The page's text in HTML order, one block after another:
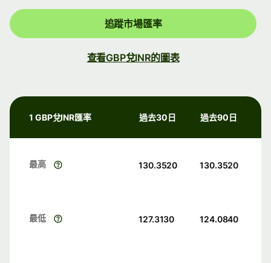
追蹤市場匯率
查看GBP兌INR的圖表
1 GBP兌INR匯率 過去30日 過去90日
最高 130.3520 130.3520
最低 127.3130 124.0840